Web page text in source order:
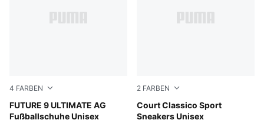
4 FARBEN
FUTURE 9 ULTIMATE AG
Fußballschuhe Unisex
Poison Pink-Sun Stream-Bright Aqua-PUMA White
2 FARBEN
Court Classico Sport
Sneakers Unisex
PUMA White-PUMA White-